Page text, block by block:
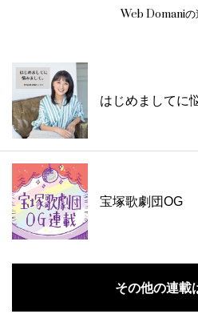
Web Domaniの
はじめましてに
宝塚歌劇団OG
その他の連載